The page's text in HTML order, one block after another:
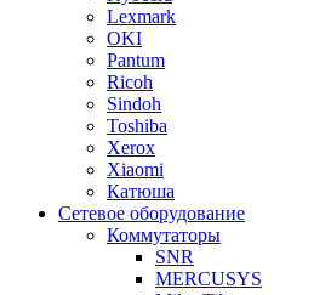
Lexmark
OKI
Pantum
Ricoh
Sindoh
Toshiba
Xerox
Xiaomi
Катюша
Сетевое оборудование
Коммутаторы
SNR
MERCUSYS